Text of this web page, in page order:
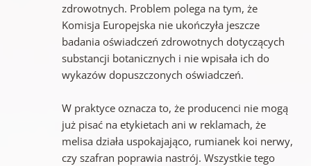
zdrowotnych. Problem polega na tym, że
Komisja Europejska nie ukończyła jeszcze
badania oświadczeń zdrowotnych dotyczących
substancji botanicznych i nie wpisała ich do
wykazów dopuszczonych oświadczeń.
W praktyce oznacza to, że producenci nie mogą
już pisać na etykietach ani w reklamach, że
melisa działa uspokajająco, rumianek koi nerwy,
czy szafran poprawia nastrój. Wszystkie tego